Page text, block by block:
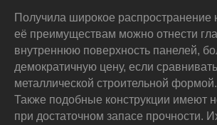
Получила широкое распространение
её преимуществам можно отнести
внутреннюю поверхность панелей,
демократичную цену, если
металлической строительной формой.
Также подобные конструкции имеют
при достаточном запасе прочности.